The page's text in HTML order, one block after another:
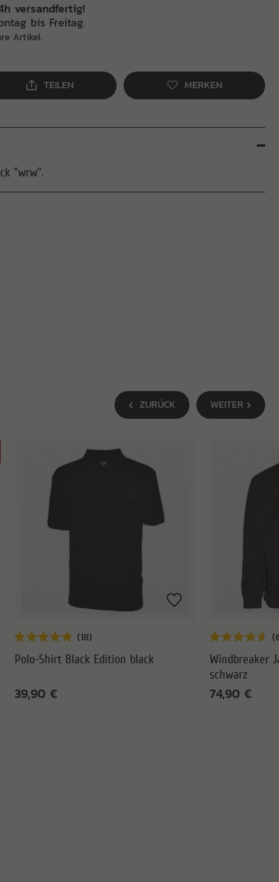
versandfertig!
bis Freitag.
Artikel.
TEILEN MERKEN
"wrw".
ZURÜCK WEITER
Polo-Shirt Black Edition black
39,90 €
Windbreaker
schwarz
74,90 €